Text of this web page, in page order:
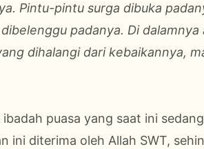
Pintu-pintu surga dibuka
padanya. Di dalamnya
dihalangi dari kebaikannya,
puasa yang saat ini
ini diterima oleh Allah SWT,